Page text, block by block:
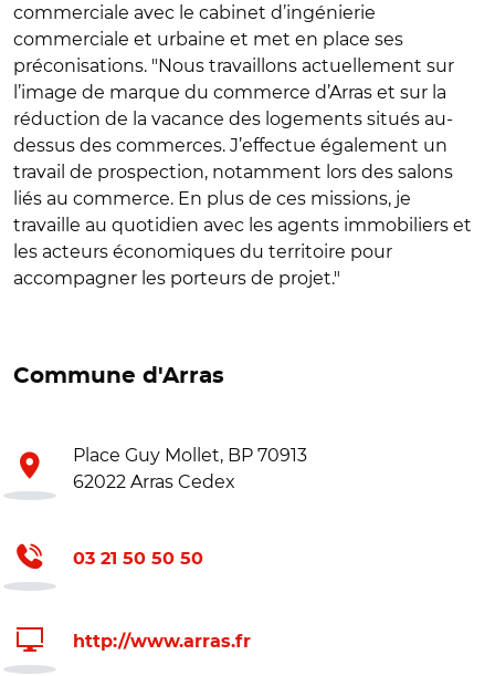
commerciale avec le cabinet d’ingénierie
commerciale et urbaine et met en place ses
préconisations. "Nous travaillons actuellement sur
l’image de marque du commerce d’Arras et sur la
réduction de la vacance des logements situés au-
dessus des commerces. J’effectue également un
travail de prospection, notamment lors des salons
liés au commerce. En plus de ces missions, je
travaille au quotidien avec les agents immobiliers et
les acteurs économiques du territoire pour
accompagner les porteurs de projet."
Commune d'Arras
Place Guy Mollet, BP 70913
62022 Arras Cedex
03 21 50 50 50
http://www.arras.fr